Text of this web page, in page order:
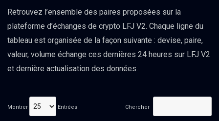
Retrouvez l’ensemble des paires proposées sur la
plateforme d’échanges de crypto LFJ V2. Chaque ligne du
tableau est organisée de la façon suivante : devise, paire,
valeur, volume échange ces dernières 24 heures sur LFJ V2
et dernière actualisation des données.
Montrer Entrées Chercher